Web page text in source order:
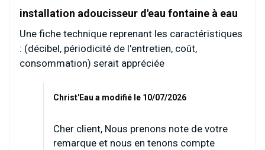
installation adoucisseur d'eau fontaine à eau
Une fiche technique reprenant les caractéristiques
: (décibel, périodicité de l'entretien, coût,
consommation) serait appréciée
Christ'Eau a modifié le 10/07/2026
Cher client, Nous prenons note de votre
remarque et nous en tenons compte